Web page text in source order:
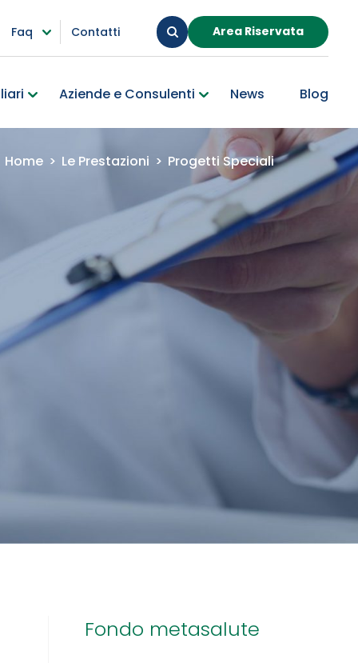
Faq Contatti Area Riservata
Aziende e Consulenti News Blog
Home > Le Prestazioni > Progetti Speciali
Fondo metasalute